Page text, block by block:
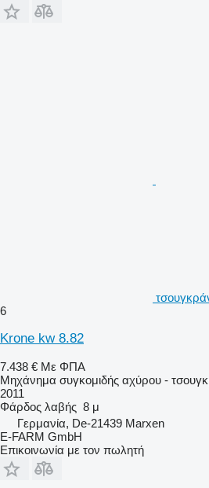
6
Krone kw 8.82
7.438 € Με ΦΠΑ
Μηχάνημα συγκομιδής αχύρου -
2011
Φάρδος λαβής 8 μ
Γερμανία, De-21439 Marxen
E-FARM GmbH
Επικοινωνία με τον πωλητή